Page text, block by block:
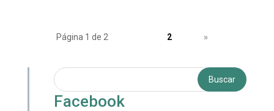
Página 1 de 2 2 »
Facebook